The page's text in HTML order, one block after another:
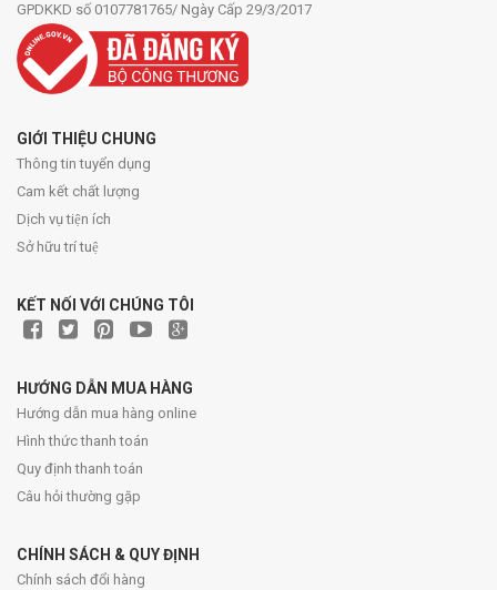
GPDKKD số 0107781765/ Ngày Cấp 29/3/2017
GIỚI THIỆU CHUNG
Thông tin tuyển dụng
Cam kết chất lượng
Dịch vụ tiện ích
Sở hữu trí tuệ
KẾT NỐI VỚI CHÚNG TÔI
HƯỚNG DẪN MUA HÀNG
Hướng dẫn mua hàng online
Hình thức thanh toán
Quy định thanh toán
Câu hỏi thường gặp
CHÍNH SÁCH & QUY ĐỊNH
Chính sách đổi hàng